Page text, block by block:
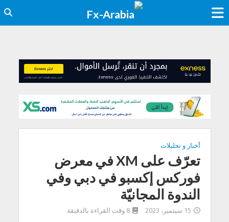
أخبار و تحليلات
تعرّف على XM في معرض
فوركس إكسبو في دبي وفي
الندوة المجانيّة
15 سبتمبر، 2023 8 وقت القراءة بالدقيقة